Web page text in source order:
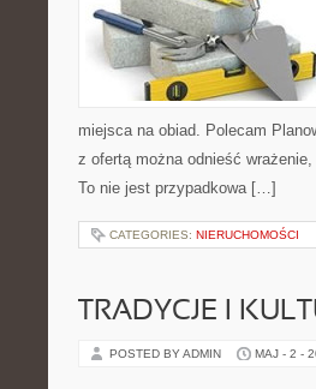
miejsca na obiad. Polecam
z ofertą można odnieść
To nie jest przypadkowa […]
CATEGORIES: NIERUCHOMOŚCI
TRADYCJE I
POSTED BY ADMIN MAJ - 2 -